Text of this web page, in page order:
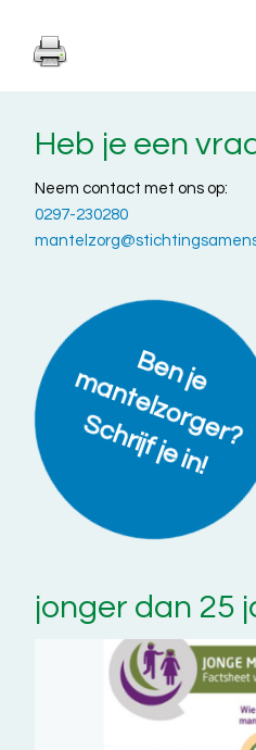
Heb je een
Neem contact met ons op:
0297-230280
B
e
n
je m
a
n
t
e
lz
o
r
g
e
r
?
S
c
h
r
ijf
je
in
!
jonger dan 25